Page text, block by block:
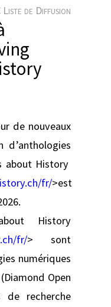
Liste de Diffusion
de nouveaux
about History
fr/>est
History
fr/> sont
numériques
Open
de recherche